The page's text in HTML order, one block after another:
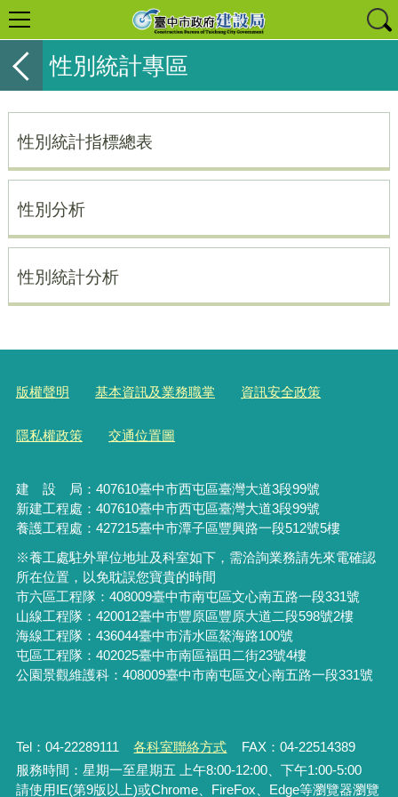
性別統計專區
性別統計指標總表
性別分析
性別統計分析
版權聲明 基本資訊及業務職掌 資訊安全政策
隱私權政策 交通位置圖
建 設 局： 407610臺中市西屯區臺灣大道3段99號
新建工程處：407610臺中市西屯區臺灣大道3段99號
養護工程處：427215臺中市潭子區豐興路一段512號5樓
※養工處駐外單位地址及科室如下，需洽詢業務請先來電確認
所在位置，以免耽誤您寶貴的時間
市六區工程隊：408009臺中市南屯區文心南五路一段331號
山線工程隊：420012臺中市豐原區豐原大道二段598號2樓
海線工程隊：436044臺中市清水區鰲海路100號
屯區工程隊：402025臺中市南區福田二街23號4樓
公園景觀維護科：408009臺中市南屯區文心南五路一段331號
Tel：04-22289111 各科室聯絡方式
FAX：04-22514389
服務時間：星期一至星期五 上午8:00-12:00、下午1:00-5:00
請使用IE(第9版以上)或Chrome、FireFox、Edge等瀏覽器瀏覽